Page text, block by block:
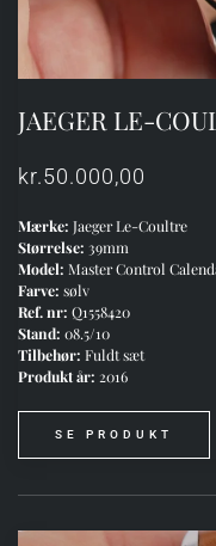
JAEGER LE-
kr.50.000,00
Mærke: Jaeger Le-Coultre
Størrelse: 39mm
Model: Master Control
Farve: sølv
Ref. nr: Q1558420
Stand: 08.5/10
Tilbehør: Fuldt sæt
Produkt år: 2016
SE PRODUKT